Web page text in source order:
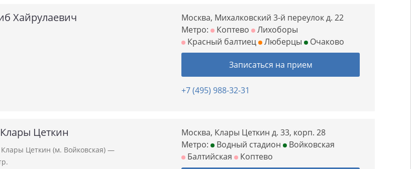
Хайрулаевич
Москва, Михалковский 3-й переулок д. 22
Метро:
Коптево
Лихоборы
Красный балтиец
Люберцы Очаково
Записаться на прием
+7 (495) 988-32-31
Цеткин
Цеткин (м. Войковская) —
Москва, Клары Цеткин д. 33, корп. 28
Метро:
Водный стадион
Войковская
Балтийская
Коптево